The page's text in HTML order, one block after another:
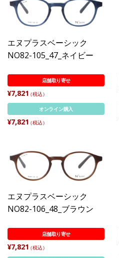
エヌプラスベーシック
NO82-105_47_ネイビー
店舗取り寄せ
¥7,821 （税込）
オンライン購入
¥7,821 （税込）
エヌプラスベーシック
NO82-106_48_ブラウン
店舗取り寄せ
¥7,821 （税込）